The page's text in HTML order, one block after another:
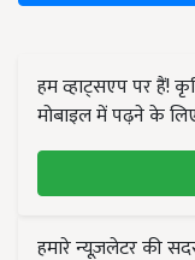
हम व्हाट्सएप पर हैं!
मोबाइल में पढ़ने के
हमारे न्यूज़लेटर की